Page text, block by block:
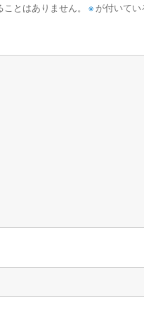
とはありません。 ※ が付いて